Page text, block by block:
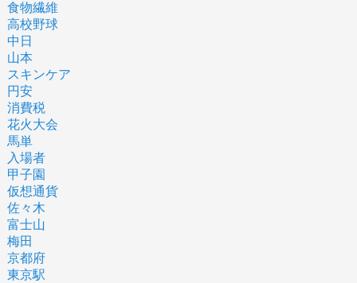
食物繊維
高校野球
中日
山本
スキンケア
円安
消費税
花火大会
馬単
入場者
甲子園
仮想通貨
佐々木
富士山
梅田
京都府
東京駅